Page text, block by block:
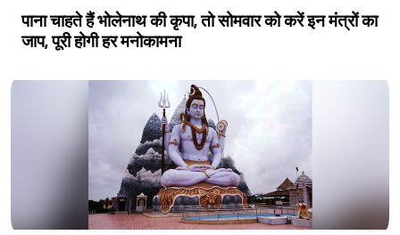
पाना चाहते हैं भोलेनाथ की कृपा, तो सोमवार को करें इन मंत्रों का
जाप, पूरी होगी हर मनोकामना